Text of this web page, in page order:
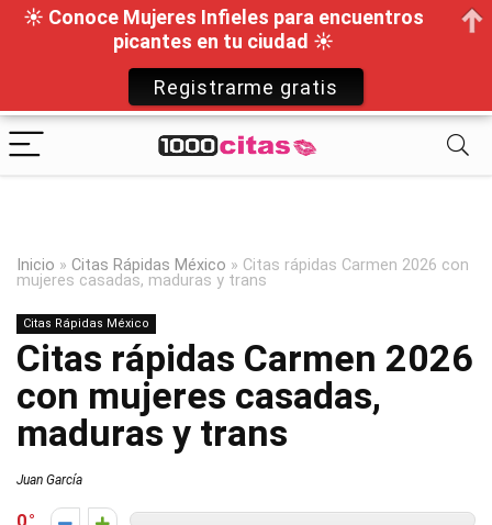
Inicio » Citas Rápidas México » Citas rápidas Carmen 2026 con
mujeres casadas, maduras y trans
Citas Rápidas México
Citas rápidas Carmen 2026
con mujeres casadas,
maduras y trans
Juan García
☀ Conoce Mujeres Infieles para encuentros
picantes en tu ciudad ☀
Registrarme gratis